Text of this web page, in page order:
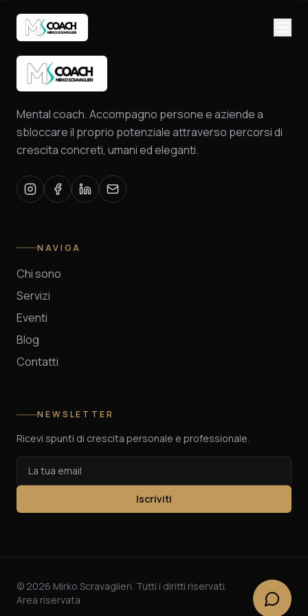
Mental coach. Accompagno persone e aziende a
sbloccare il proprio potenziale attraverso percorsi di
crescita concreti, umani ed eleganti.
NAVIGA
Chi sono
Servizi
Eventi
Blog
Contatti
NEWSLETTER
Ricevi spunti di crescita personale e professionale.
Iscriviti
© 2026 Mirko Scravaglieri. Tutti i diritti riservati.
Area riservata